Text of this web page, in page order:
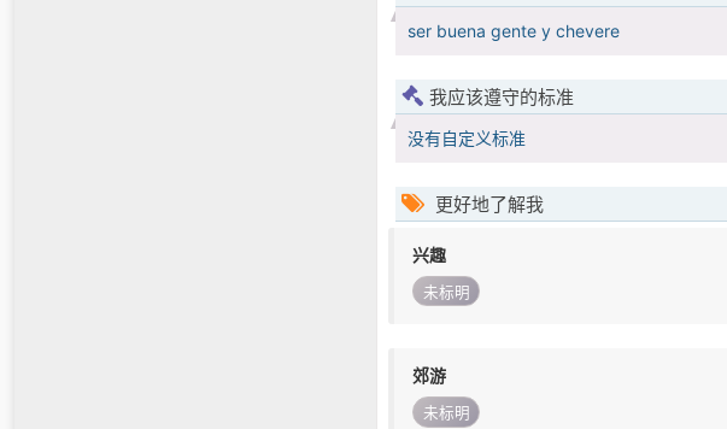
ser buena gente y chevere
我应该遵守的标准
没有自定义标准
更好地了解我
兴趣
未标明
郊游
未标明